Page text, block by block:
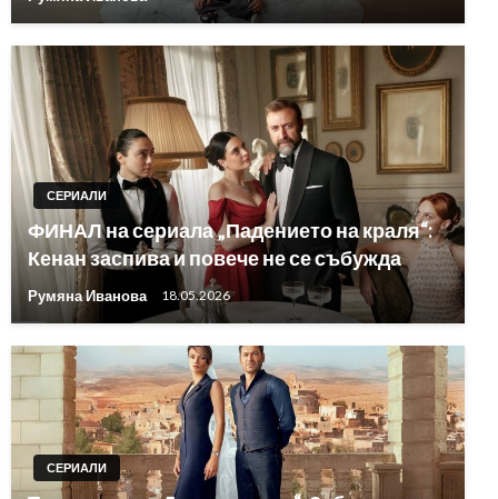
СЕРИАЛИ
ФИНАЛ на сериала „Падението на краля“:
Кенан заспива и повече не се събужда
Румяна Иванова 18.05.2026
СЕРИАЛИ